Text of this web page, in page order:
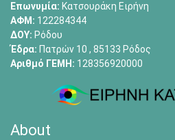
Επωνυμία: Κατσουράκη Ειρήνη
ΑΦΜ: 122284344
ΔΟΥ: Ρόδου
Έδρα: Πατρών 10 , 85133 Ρόδος
Αριθμό ΓΕΜΗ: 128356920000
About